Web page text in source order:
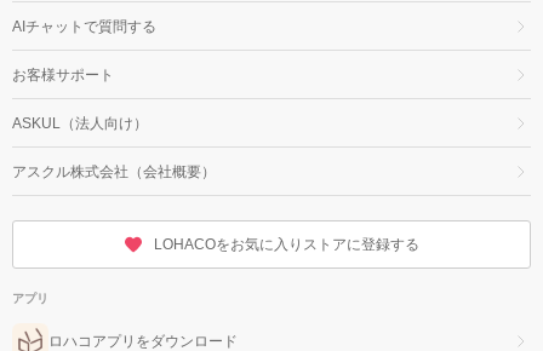
AIチャットで質問する
お客様サポート
ASKUL（法人向け）
アスクル株式会社（会社概要）
LOHACOをお気に入りストアに登録する
アプリ
ロハコアプリをダウンロード